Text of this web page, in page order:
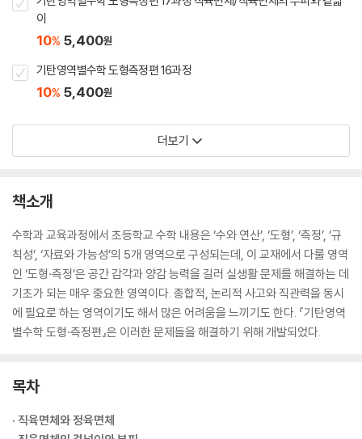
이
10% 5,400원
기탄영역별수학 도형측정편 16과정
10% 5,400원
더보기
책소개
수학과 교육과정에서 초등학교 수학 내용은 ‘수와 연산’, ‘도형’, ‘측정’, ‘규
칙성’, ‘자료와 가능성’의 5개 영역으로 구성되는데, 이 교재에서 다룰 영역
인 ‘도형·측정’은 공간 감각과 양감 능력을 길러 실생활 문제를 해결하는 데
기초가 되는 매우 중요한 영역이다. 종합적, 논리적 사고와 직관력을 동시
에 필요로 하는 영역이기도 해서 많은 어려움을 느끼기도 한다. 『기탄영역
별수학 도형·측정편』은 이러한 문제들을 해결하기 위해 개발되었다.
목차
· 직육면체와 정육면체